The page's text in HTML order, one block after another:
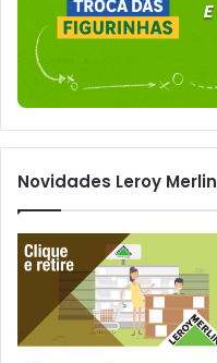
Novidades Leroy Merlin